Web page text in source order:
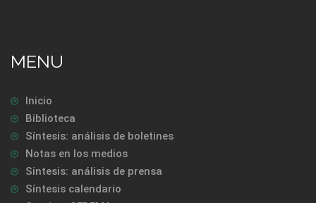
MENU
Inicio
Biblioteca
Síntesis: análisis de boletines
Notas en los medios
Sintesis: análisis de prensa
Síntesis calendario